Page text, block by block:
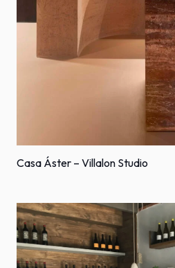
Casa Áster – Villalon Studio